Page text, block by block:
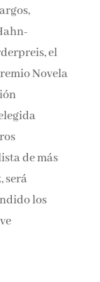
22
Ulla-
y
la
fue
libreros
de más
será
los